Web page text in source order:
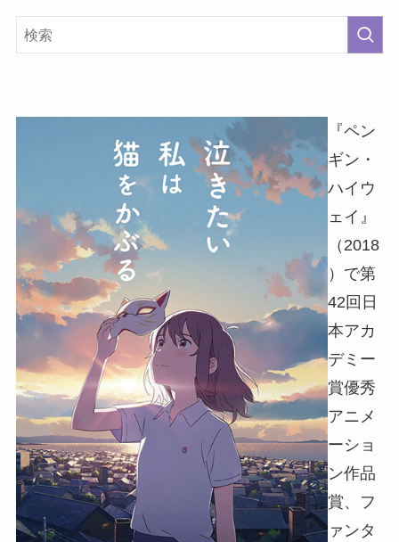
『ペン
ギン・
ハイウ
ェイ』
（2018
）で第
42回日
本アカ
デミー
賞優秀
アニメ
ーショ
ン作品
賞、フ
ァンタ